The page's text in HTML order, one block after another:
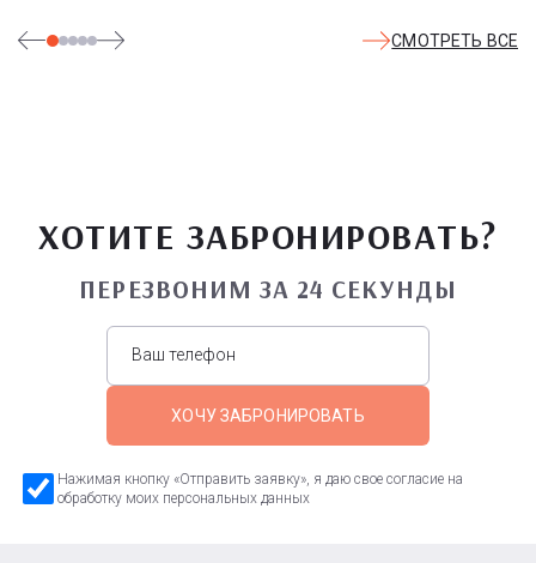
СМОТРЕТЬ ВСЕ
ХОТИТЕ ЗАБРОНИРОВАТЬ?
ПЕРЕЗВОНИМ ЗА 24 СЕКУНДЫ
ХОЧУ ЗАБРОНИРОВАТЬ
Нажимая кнопку «Отправить заявку», я даю свое согласие на
обработку моих персональных данных